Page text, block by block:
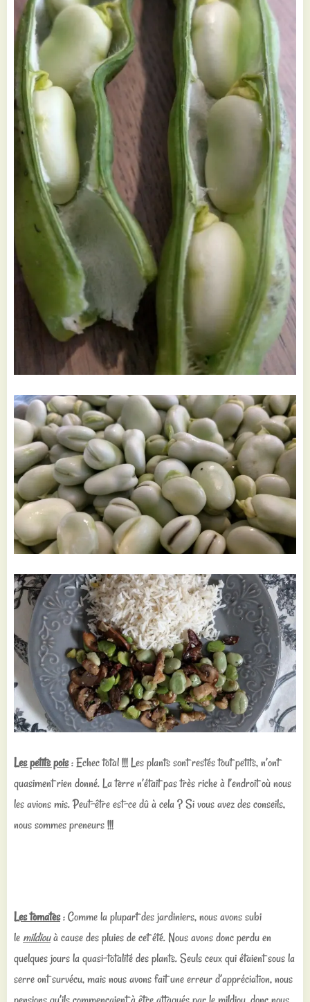
Les petits pois: Echec total !!! Les plants sont restés tout petits, n’ont
quasiment rien donné. La terre n’était pas très riche à l’endroit où nous
les avions mis. Peut-être est-ce dû à cela ? Si vous avez des conseils,
nous sommes preneurs !!!
Les tomates: Comme la plupart des jardiniers, nous avons subi
le mildiouà cause des pluies de cet été. Nous avons donc perdu en
quelques jours la quasi-totalité des plants. Seuls ceux qui étaient sous la
serre ont survécu, mais nous avons fait une erreur d’appréciation, nous